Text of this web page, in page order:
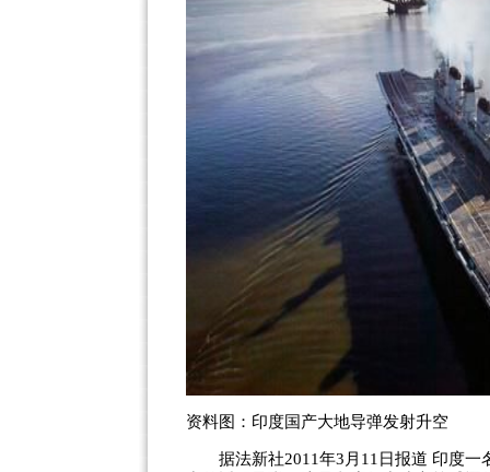
资料图：印度国产大地导弹发射升空
据法新社2011年3月11日报道 印度一